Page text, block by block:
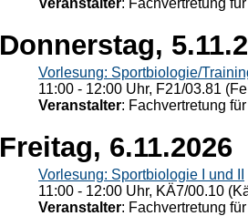
Veranstalter: Fachvertretung
Donnerstag,
Vorlesung: Sportbiologie/
11:00 - 12:00 Uhr, F21/03.81
Veranstalter: Fachvertretung
Freitag, 6.11.2026
Vorlesung: Sportbiologie I und II
11:00 - 12:00 Uhr, KÄ7/00.10
Veranstalter: Fachvertretung